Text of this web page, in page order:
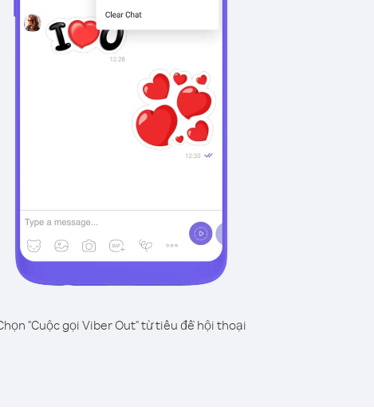
"Cuộc gọi Viber Out" từ tiêu đề hội thoại